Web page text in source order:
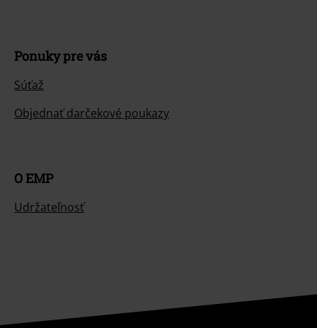
Ponuky pre vás
Súťaž
Objednať darčekové poukazy
O EMP
Udržateľnosť